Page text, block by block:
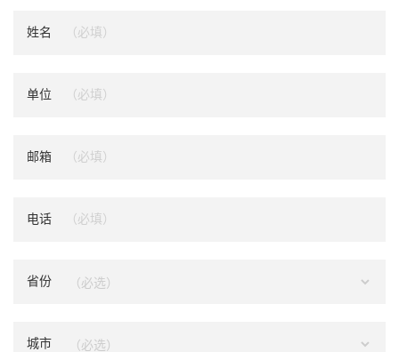
姓名
单位
邮箱
电话
省份
城市